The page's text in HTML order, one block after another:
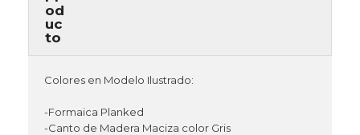
Colores en Modelo Ilustrado:
-Formaica Planked
-Canto de Madera Maciza color Gris